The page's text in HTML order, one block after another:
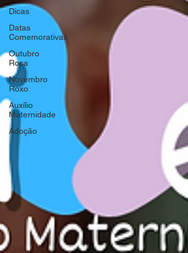
Dicas
Datas
Comemorativas
Outubro
Rosa
Novembro
Roxo
Auxílio
Maternidade
Adoção